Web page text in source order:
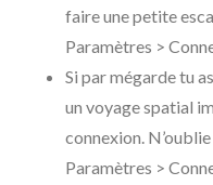
faire une petite
Paramètres >
Si par mégarde tu
un voyage spatial
connexion.
Paramètres >